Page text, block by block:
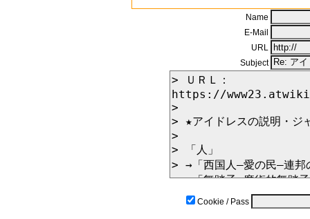
Name
E-Mail
URL
Subject
Cookie / Pass